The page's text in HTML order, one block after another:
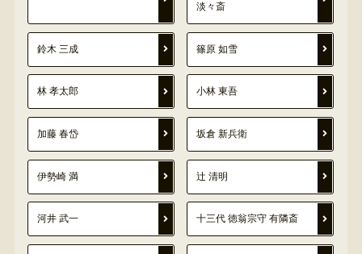
淡々斎
鈴木 三成 篠原 如雪
林 孝太郎 小林 東吾
加藤 春岱 坂倉 新兵衛
伊勢崎 満 辻 清明
河井 武一 十三代 徳翁宗守 有隣斎